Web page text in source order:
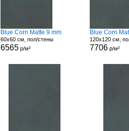
Blue Corn Matte 9 mm
60x60 см, пол/стены
6565р/м²
Blue Corn
120x120 см,
7706р/м²